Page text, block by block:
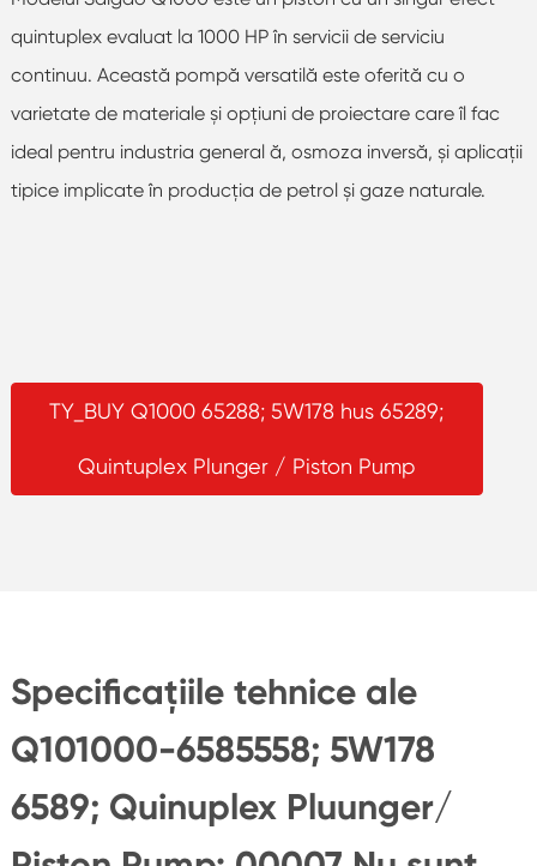
quintuplex evaluat la 1000 HP în servicii de serviciu
continuu. Această pompă versatilă este oferită cu o
varietate de materiale și opțiuni de proiectare care îl fac
ideal pentru industria general ă, osmoza inversă, și aplicații
tipice implicate în producția de petrol și gaze naturale.
TY_BUY Q1000 65288; 5W178 hus 65289;
Quintuplex Plunger / Piston Pump
Specificațiile tehnice ale
Q101000-6585558; 5W178
6589; Quinuplex Pluunger/